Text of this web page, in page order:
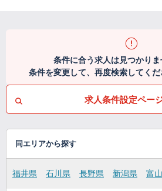
条件に合う求人は見つかりま
条件を変更して、再度検索してくだ
求人条件設定ペー
同エリアから探す
福井県 石川県 長野県 新潟県 富